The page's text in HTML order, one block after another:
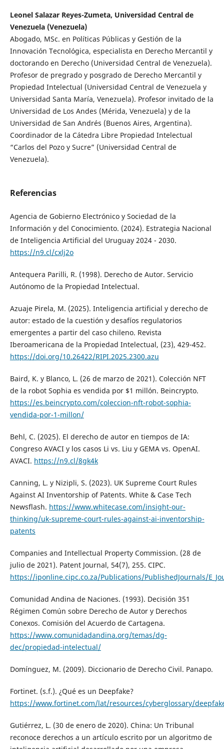
Leonel Salazar Reyes-Zumeta, Universidad Central de
Venezuela (Venezuela)
Abogado, MSc. en Políticas Públicas y Gestión de la
Innovación Tecnológica, especialista en Derecho Mercantil y
doctorando en Derecho (Universidad Central de Venezuela).
Profesor de pregrado y posgrado de Derecho Mercantil y
Propiedad Intelectual (Universidad Central de Venezuela y
Universidad Santa María, Venezuela). Profesor invitado de la
Universidad de Los Andes (Mérida, Venezuela) y de la
Universidad de San Andrés (Buenos Aires, Argentina).
Coordinador de la Cátedra Libre Propiedad Intelectual
“Carlos del Pozo y Sucre” (Universidad Central de
Venezuela).
Referencias
Agencia de Gobierno Electrónico y Sociedad de la
Información y del Conocimiento. (2024). Estrategia Nacional
de Inteligencia Artificial del Uruguay 2024 - 2030.
https://n9.cl/cxlj2o
Antequera Parilli, R. (1998). Derecho de Autor. Servicio
Autónomo de la Propiedad Intelectual.
Azuaje Pirela, M. (2025). Inteligencia artificial y derecho de
autor: estado de la cuestión y desafíos regulatorios
emergentes a partir del caso chileno. Revista
Iberoamericana de la Propiedad Intelectual, (23), 429-452.
https://doi.org/10.26422/RIPI.2025.2300.azu
Baird, K. y Blanco, L. (26 de marzo de 2021). Colección NFT
de la robot Sophia es vendida por $1 millón. Beincrypto.
https://es.beincrypto.com/coleccion-nft-robot-sophia-
vendida-por-1-millon/
Behl, C. (2025). El derecho de autor en tiempos de IA:
Congreso AVACI y los casos Li vs. Liu y GEMA vs. OpenAI.
AVACI. https://n9.cl/8gk4k
Canning, L. y Nizipli, S. (2023). UK Supreme Court Rules
Against AI Inventorship of Patents. White & Case Tech
Newsflash. https://www.whitecase.com/insight-our-
thinking/uk-supreme-court-rules-against-ai-inventorship-
patents
Companies and Intellectual Property Commission. (28 de
julio de 2021). Patent Journal, 54(7), 255. CIPC.
https://iponline.cipc.co.za/Publications/PublishedJournals/
Comunidad Andina de Naciones. (1993). Decisión 351
Régimen Común sobre Derecho de Autor y Derechos
Conexos. Comisión del Acuerdo de Cartagena.
https://www.comunidadandina.org/temas/dg-
dec/propiedad-intelectual/
Domínguez, M. (2009). Diccionario de Derecho Civil. Panapo.
Fortinet. (s.f.). ¿Qué es un Deepfake?
https://www.fortinet.com/lat/resources/cyberglossary/
Gutiérrez, L. (30 de enero de 2020). China: Un Tribunal
reconoce derechos a un artículo escrito por un algoritmo de